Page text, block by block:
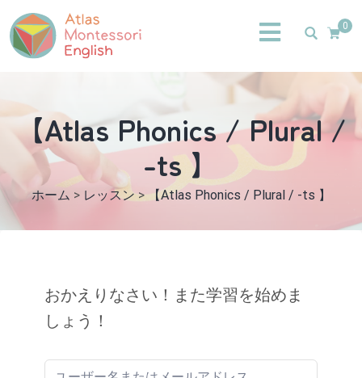
0
【Atlas Phonics / Plural /
-ts 】
ホーム > レッスン > 【Atlas Phonics / Plural / -ts 】
おかえりなさい！また学習を始めま
しょう！